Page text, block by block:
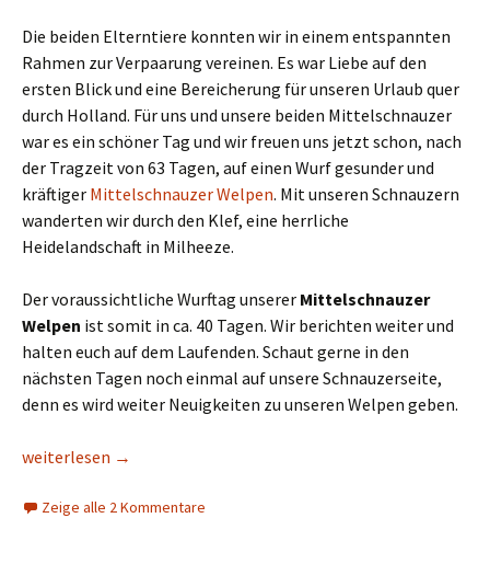
Die beiden Elterntiere konnten wir in einem entspannten
Rahmen zur Verpaarung vereinen. Es war Liebe auf den
ersten Blick und eine Bereicherung für unseren Urlaub quer
durch Holland. Für uns und unsere beiden Mittelschnauzer
war es ein schöner Tag und wir freuen uns jetzt schon, nach
der Tragzeit von 63 Tagen, auf einen Wurf gesunder und
kräftiger Mittelschnauzer Welpen. Mit unseren Schnauzern
wanderten wir durch den Klef, eine herrliche
Heidelandschaft in Milheeze.
Der voraussichtliche Wurftag unserer Mittelschnauzer
Welpen ist somit in ca. 40 Tagen. Wir berichten weiter und
halten euch auf dem Laufenden. Schaut gerne in den
nächsten Tagen noch einmal auf unsere Schnauzerseite,
denn es wird weiter Neuigkeiten zu unseren Welpen geben.
Schnauzer Welpen Pfeffer-Salz 2018
weiterlesen →
Zeige alle 2 Kommentare